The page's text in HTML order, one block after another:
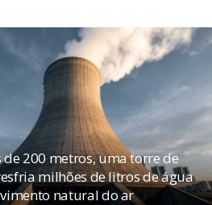
de 200 metros, uma torre de
milhões de litros de água
natural do ar